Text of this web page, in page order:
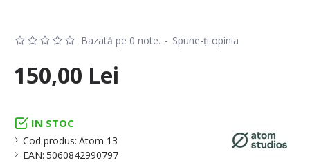
IN STOC
Cod produs: Atom 13
EAN: 5060842990797
Bazată pe 0 note. - Spune-ţi opinia
150,00 Lei